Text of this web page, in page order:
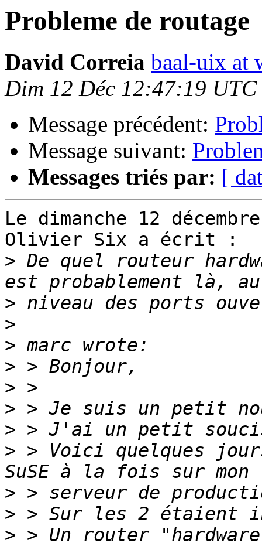
Probleme de routage
David Correia baal-uix at
Dim 12 Déc 12:47:19 UTC
Message précédent:
Message suivant:
Messages triés par: [
Le dimanche 12
Olivier Six a écrit :
> De quel routeur
>
>
>
>
>
>
>
> > Voici quelques
>
>
>